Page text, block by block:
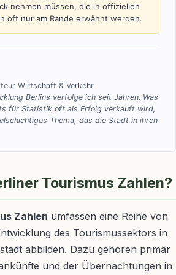
nehmen müssen, die in offiziellen
oft nur am Rande erwähnt werden.
Wirtschaft & Verkehr
Berlins verfolge ich seit Jahren. Was
für Statistik oft als Erfolg verkauft wird,
Thema, das die Stadt in ihren
Tourismus Zahlen?
Zahlen umfassen eine Reihe von
des Tourismussektors in
abbilden. Dazu gehören primär
und der Übernachtungen in